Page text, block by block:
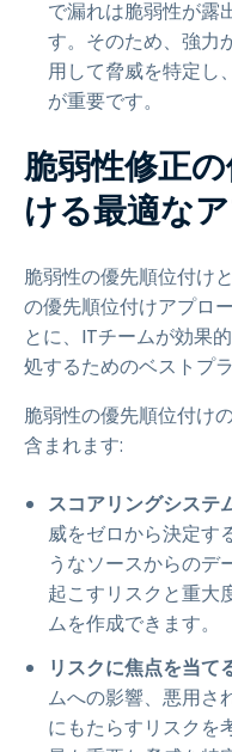
で漏れは脆弱性が露
す。そのため、強力
用して脅威を特定し
が重要です。
脆弱性修正
ける最適な
脆弱性の優先順位付け
の優先順位付けアプロ
とに、ITチームが効果
処するためのベストプ
脆弱性の優先順位付け
含まれます:
スコアリングシステ
威をゼロから決定す
うなソースからのデ
起こすリスクと重大
ムを作成できます。
リスクに焦点を当て
ムへの影響、悪用さ
にもたらすリスクを